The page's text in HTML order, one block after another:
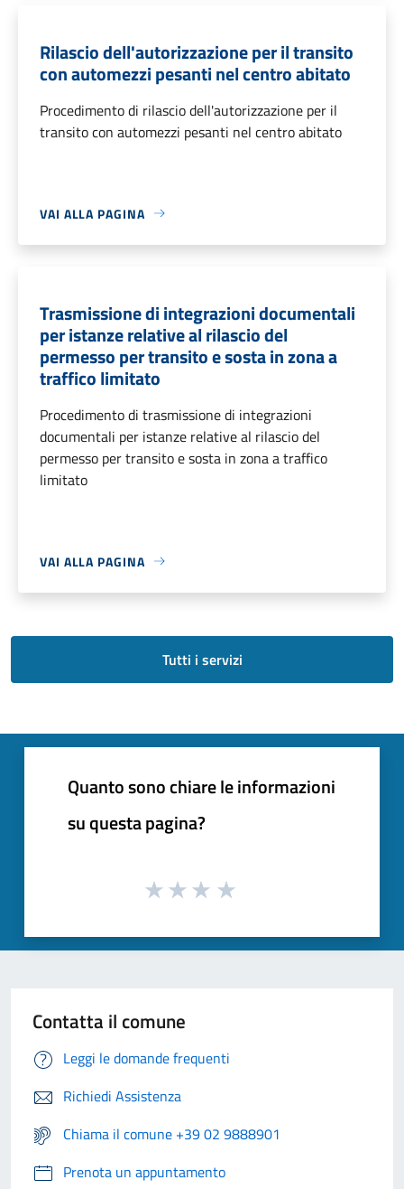
Rilascio dell'autorizzazione per il transito
con automezzi pesanti nel centro abitato
Procedimento di rilascio dell'autorizzazione per il
transito con automezzi pesanti nel centro abitato
VAI ALLA PAGINA
Trasmissione di integrazioni documentali
per istanze relative al rilascio del
permesso per transito e sosta in zona a
traffico limitato
Procedimento di trasmissione di integrazioni
documentali per istanze relative al rilascio del
permesso per transito e sosta in zona a traffico
limitato
VAI ALLA PAGINA
Tutti i servizi
Quanto sono chiare le informazioni
su questa pagina?
Contatta il comune
Leggi le domande frequenti
Richiedi Assistenza
Chiama il comune +39 02 9888901
Prenota un appuntamento